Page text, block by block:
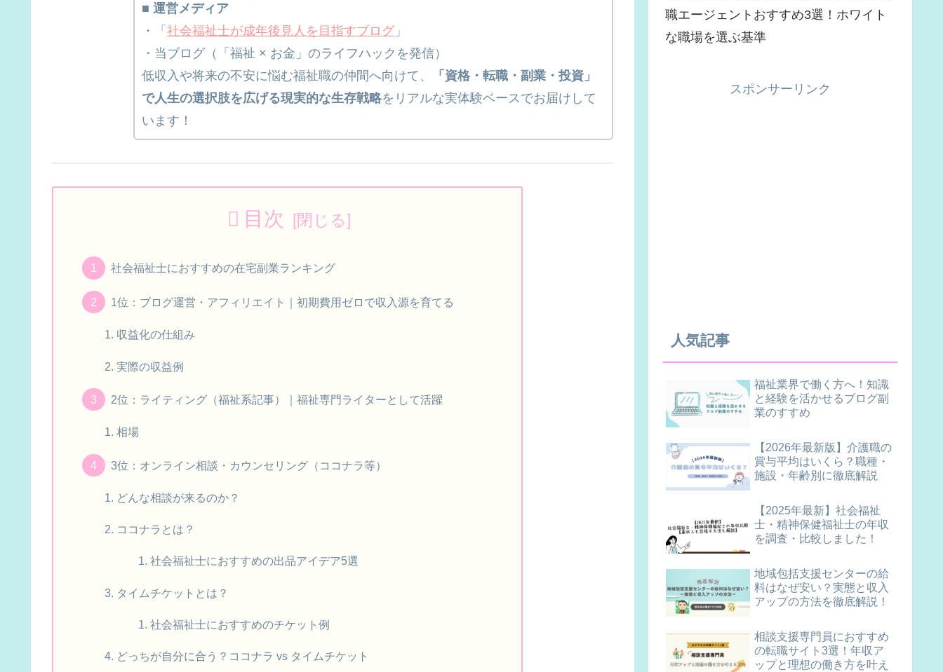
■ 運営メディア
・「 社会福祉士が成年後見人を目指すブログ 」
・当ブログ（「福祉 × お金」のライフハックを発信）
低収入や将来の不安に悩む福祉職の仲間へ向けて、
「資格・転職・副業・投資」
で人生の選択肢を広げる現実的な生存戦略をリアルな実体験ベースでお届けして
います！
目次
社会福祉士におすすめの在宅副業ランキング
1位：ブログ運営・アフィリエイト｜初期費用ゼロで収入源を育てる
収益化の仕組み
実際の収益例
2位：ライティング（福祉系記事）｜福祉専門ライターとして活躍
相場
3位：オンライン相談・カウンセリング（ココナラ等）
どんな相談が来るのか？
ココナラとは？
社会福祉士におすすめの出品アイデア5選
タイムチケットとは？
社会福祉士におすすめのチケット例
どっちが自分に合う？ココナラ vs タイムチケット
職エージェントおすすめ3選！ホワイト
な職場を選ぶ基準
スポンサーリンク
人気記事
福祉業界で働く方へ！知識
と経験を活かせるブログ副
業のすすめ
【2026年最新版】介護職の
賞与平均はいくら？職種・
施設・年齢別に徹底解説
【2025年最新】社会福祉
士・精神保健福祉士の年収
を調査・比較しました！
地域包括支援センターの給
料はなぜ安い？実態と収入
アップの方法を徹底解説！
相談支援専門員におすすめ
の転職サイト3選！年収ア
ップと理想の働き方を叶え